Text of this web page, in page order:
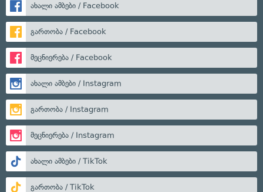
ახალი ამბები / Facebook
გართობა / Facebook
მეცნიერება / Facebook
ახალი ამბები / Instagram
გართობა / Instagram
მეცნიერება / Instagram
ახალი ამბები / TikTok
გართობა / TikTok